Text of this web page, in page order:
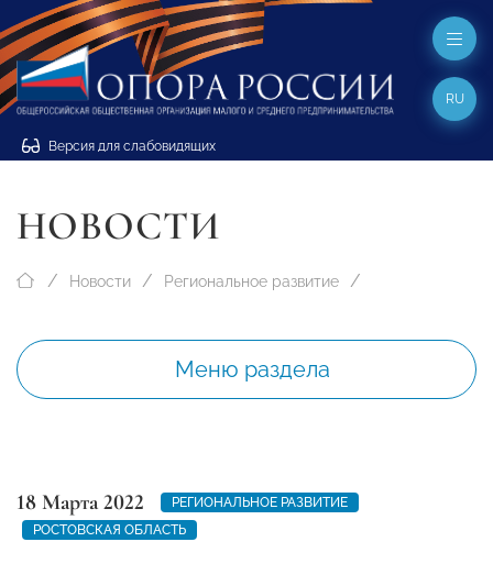
Версия для слабовидящих
RU
НОВОСТИ
Новости Региональное развитие
Меню раздела
18 Марта 2022
РЕГИОНАЛЬНОЕ РАЗВИТИЕ
РОСТОВСКАЯ ОБЛАСТЬ